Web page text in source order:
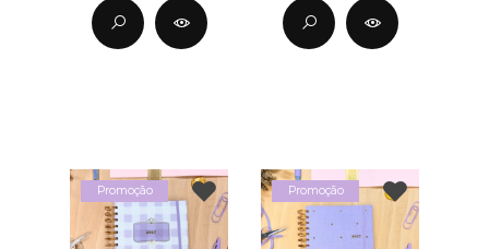
Promoção Promoção